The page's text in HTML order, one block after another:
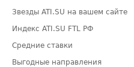
Звезды ATI.SU на вашем сайте
Индекс ATI.SU FTL РФ
Средние ставки
Выгодные направления